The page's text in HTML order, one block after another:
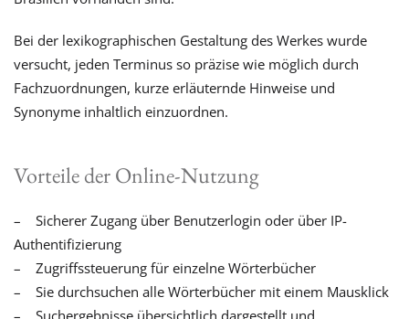
Bei der lexikographischen Gestaltung des Werkes wurde
versucht, jeden Terminus so präzise wie möglich durch
Fachzuordnungen, kurze erläuternde Hinweise und
Synonyme inhaltlich einzuordnen.
Vorteile der Online-Nutzung
– Sicherer Zugang über Benutzerlogin oder über IP-
Authentifizierung
– Zugriffssteuerung für einzelne Wörterbücher
– Sie durchsuchen alle Wörterbücher mit einem Mausklick
– Suchergebnisse übersichtlich dargestellt und